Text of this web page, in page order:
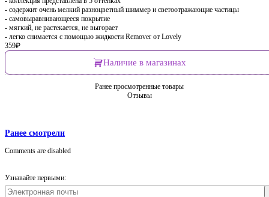
- содержит очень мелкий разноцветный шиммер и светоотражающие частицы
- самовыравнивающееся покрытие
- мягкий, не растекается, не выгорает
- легко снимается с помощью жидкости Remover от Lovely
359₽
Наличие в магазинах
Ранее просмотренные товары
Отзывы
Ранее смотрели
Comments are disabled
Узнавайте первыми: